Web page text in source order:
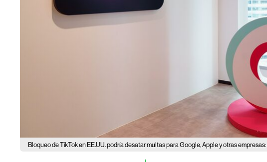
Bloqueo de TikTok en EE.UU. podría desatar multas para Google, Apple y otras